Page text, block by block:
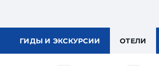
ГИДЫ И ЭКСКУРСИИ ОТЕЛИ